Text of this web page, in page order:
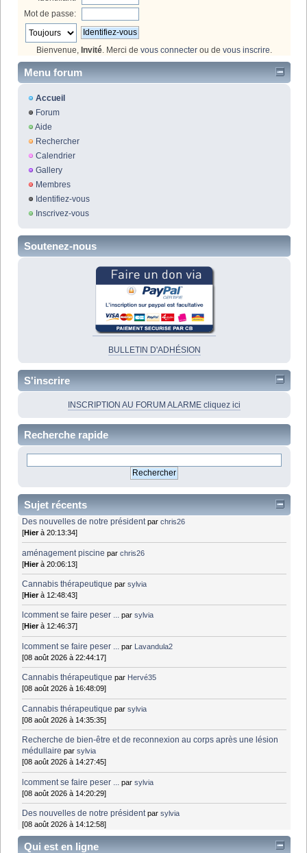
Mot de passe:
Bienvenue, Invité. Merci de vous connecter ou de vous inscrire.
Menu forum
Accueil
Forum
Aide
Rechercher
Calendrier
Gallery
Membres
Identifiez-vous
Inscrivez-vous
Soutenez-nous
BULLETIN D'ADHÉSION
S'inscrire
INSCRIPTION AU FORUM ALARME cliquez ici
Recherche rapide
Sujet récents
Des nouvelles de notre président parchris26
[Hierà 20:13:34]
aménagement piscine parchris26
[Hierà 20:06:13]
Cannabis thérapeutique parsylvia
[Hierà 12:48:43]
lcomment se faire peser ... parsylvia
[Hierà 12:46:37]
lcomment se faire peser ... par Lavandula2
[08 août 2026 à 22:44:17]
Cannabis thérapeutique par Hervé35
[08 août 2026 à 16:48:09]
Cannabis thérapeutique parsylvia
[08 août 2026 à 14:35:35]
Recherche de bien-être et de reconnexion au corps après une lésion
médullaire parsylvia
[08 août 2026 à 14:27:45]
lcomment se faire peser ... parsylvia
[08 août 2026 à 14:20:29]
Des nouvelles de notre président parsylvia
[08 août 2026 à 14:12:58]
Qui est en ligne